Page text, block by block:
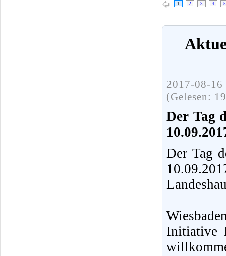
1 2 3 4 5
2017-08-
(Gelesen:
Der Tag
Der Tag
Initiative